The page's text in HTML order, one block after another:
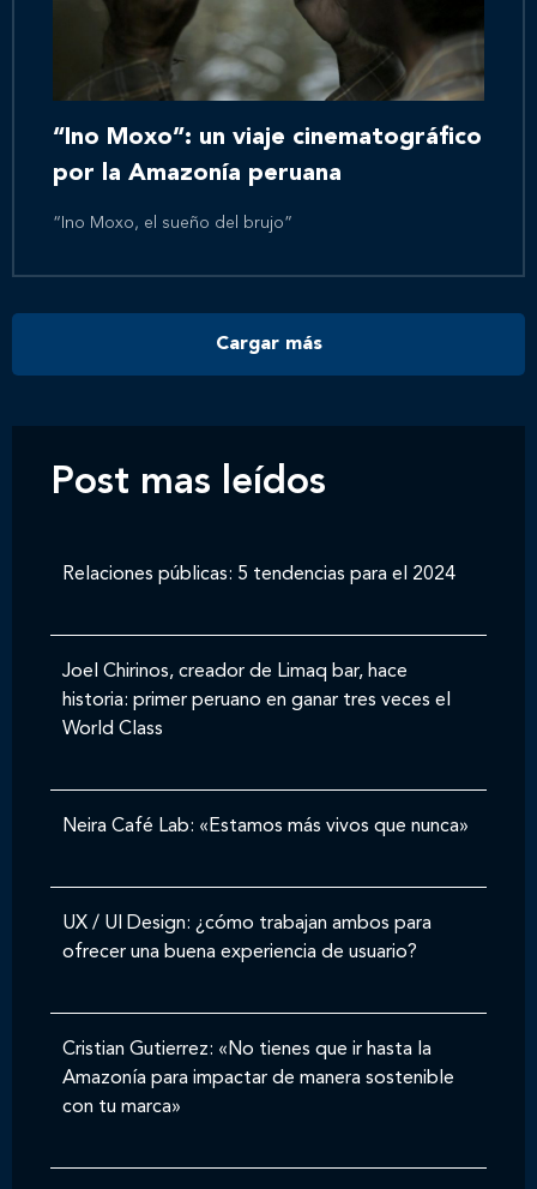
Inicio
Nosotros
Novedades
Contáctanos
“Ino Moxo”: un viaje cinematográfico
por la Amazonía peruana
“Ino Moxo, el sueño del brujo”
Cargar más
Post mas leídos
Relaciones públicas: 5 tendencias para el 2024
Joel Chirinos, creador de Limaq bar, hace
historia: primer peruano en ganar tres veces el
World Class
Neira Café Lab: «Estamos más vivos que nunca»
UX / UI Design: ¿cómo trabajan ambos para
ofrecer una buena experiencia de usuario?
Cristian Gutierrez: «No tienes que ir hasta la
Amazonía para impactar de manera sostenible
con tu marca»